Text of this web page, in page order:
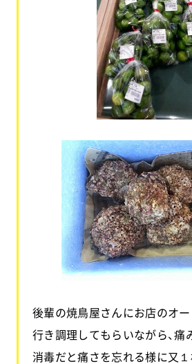
後輩の焼鳥屋さんにお店のオ
行き調理してもらいながら、痛
消毒だと痛さを忘れる様に又１